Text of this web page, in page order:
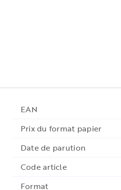
EAN
Prix du format papier
Date de parution
Code article
Format